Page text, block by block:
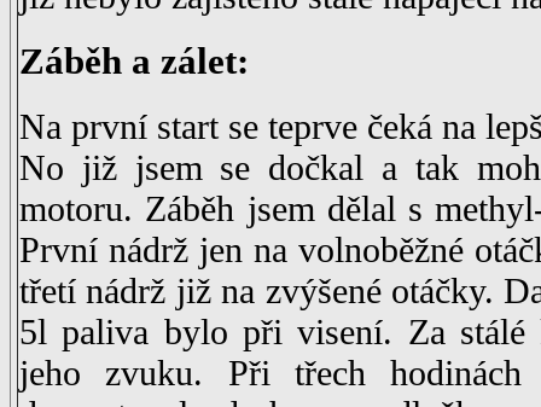
Záběh a zálet:
Na první start se teprve čeká na
No již jsem se dočkal a tak
motoru. Záběh jsem dělal s
První nádrž jen na volnoběžné
třetí nádrž již na zvýšené otáčky.
5l paliva bylo při visení. Za
jeho zvuku. Při třech